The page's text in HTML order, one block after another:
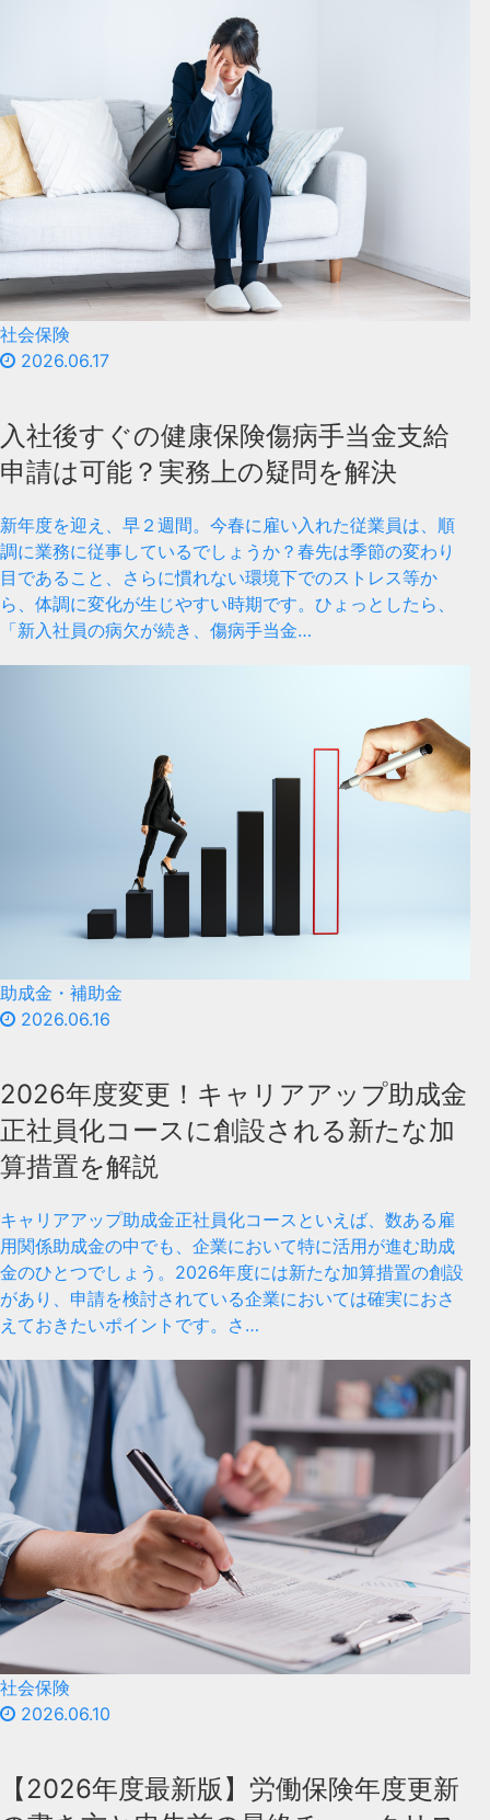
社会保険
2026.06.17
入社後すぐの健康保険傷病手当金支給
申請は可能？実務上の疑問を解決
新年度を迎え、早２週間。今春に雇い入れた従業員は、順
調に業務に従事しているでしょうか？春先は季節の変わり
目であること、さらに慣れない環境下でのストレス等か
ら、体調に変化が生じやすい時期です。ひょっとしたら、
「新入社員の病欠が続き、傷病手当金…
助成金・補助金
2026.06.16
2026年度変更！キャリアアップ助成金
正社員化コースに創設される新たな加
算措置を解説
キャリアアップ助成金正社員化コースといえば、数ある雇
用関係助成金の中でも、企業において特に活用が進む助成
金のひとつでしょう。2026年度には新たな加算措置の創設
があり、申請を検討されている企業においては確実におさ
えておきたいポイントです。さ…
社会保険
2026.06.10
【2026年度最新版】労働保険年度更新